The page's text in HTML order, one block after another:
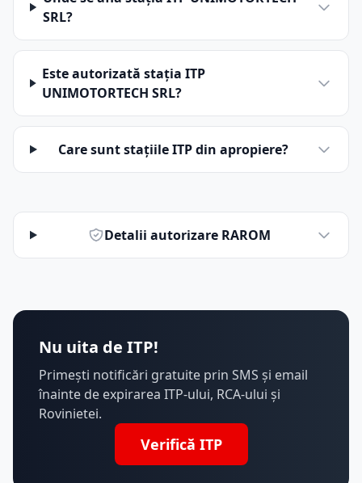
SRL?
Este autorizată stația ITP
UNIMOTORTECH SRL?
Care sunt stațiile ITP din apropiere?
Detalii autorizare RAROM
Nu uita de ITP!
Primești notificări gratuite prin SMS și email
înainte de expirarea ITP-ului, RCA-ului și
Rovinietei.
Verifică ITP